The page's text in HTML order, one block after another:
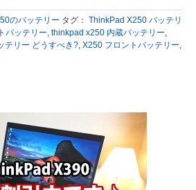
のバッテリー タグ： ThinkPad X250 バッテリ
バッテリー, thinkpad x250 内蔵バッテリー,
テリー どうすべき?, X250 フロントバッテリー,